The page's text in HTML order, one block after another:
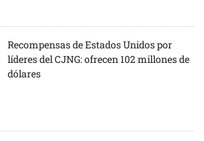
Recompensas de Estados Unidos por
líderes del CJNG: ofrecen 102 millones de
dólares